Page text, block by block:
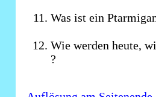
Was ist ein
Wie werden heute,
?